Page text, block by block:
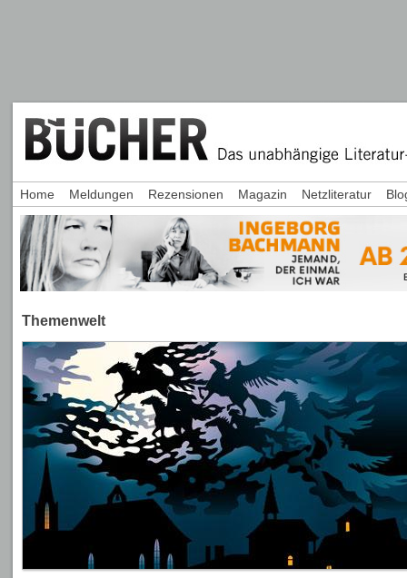
Themenwelt
Home Meldungen Rezensionen Magazin Netzliteratur